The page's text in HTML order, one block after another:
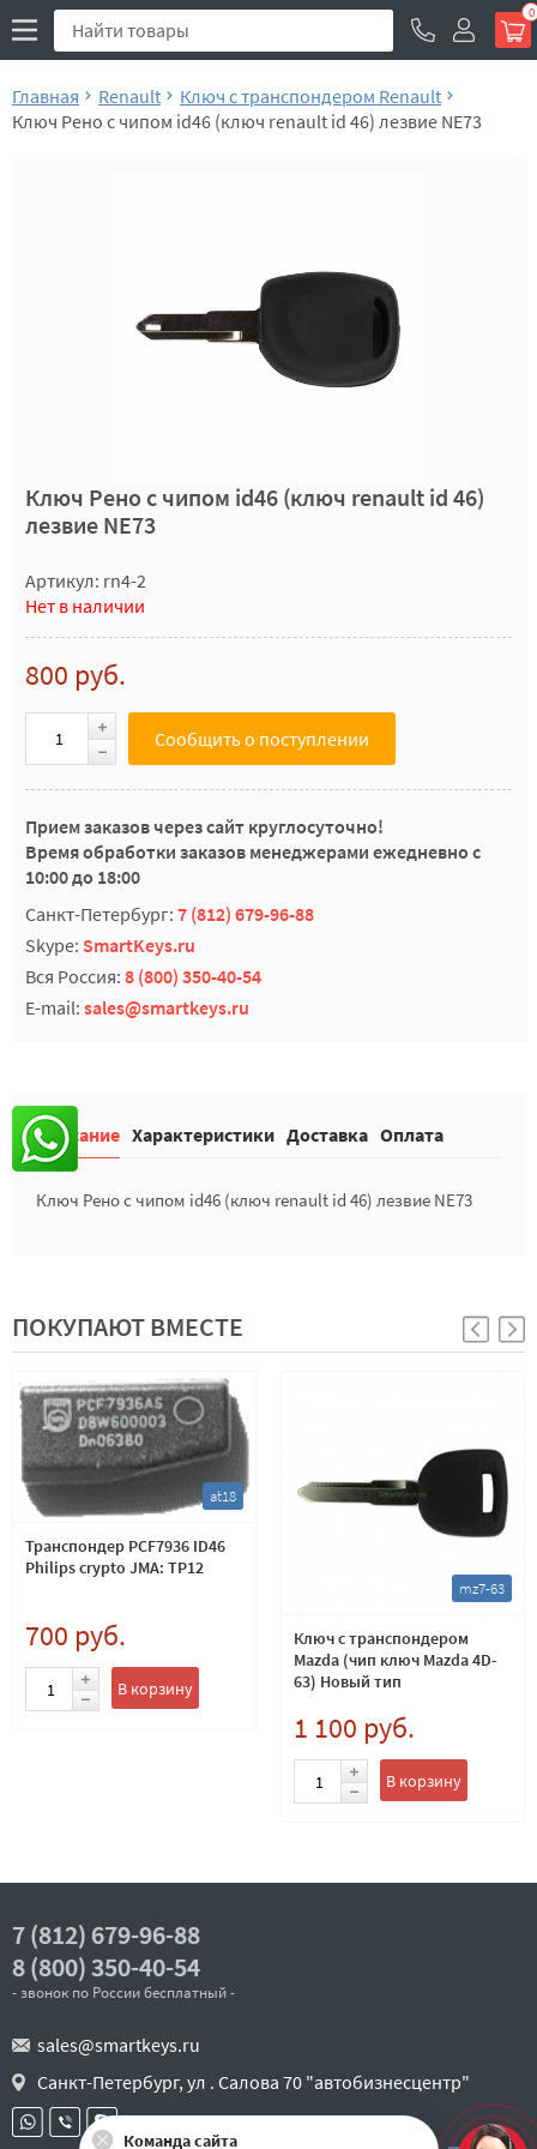
0
Главная Renault
Ключ с транспондером Renault
Ключ Рено с чипом id46 (ключ renault id 46) лезвие NE73
Ключ Рено с чипом id46 (ключ renault id 46)
лезвие NE73
Артикул: rn4-2
Нет в наличии
800 руб.
Сообщить о поступлении
Прием заказов через сайт круглосуточно!
Время обработки заказов менеджерами ежедневно с
10:00 до 18:00
Санкт-Петербург: 7 (812) 679-96-88
Skype: SmartKeys.ru
Вся Россия: 8 (800) 350-40-54
E-mail: sales@smartkeys.ru
Описание Характеристики Доставка Оплата
Ключ Рено с чипом id46 (ключ renault id 46) лезвие NE73
ПОКУПАЮТ ВМЕСТЕ
at18
Транспондер PCF7936 ID46
Philips crypto JMA: TP12
700 руб.
В корзину
mz7-63
Ключ с транспондером
Mazda (чип ключ Mazda 4D-
63) Новый тип
1 100 руб.
В корзину
7 (812) 679-96-88
8 (800) 350-40-54
- звонок по России бесплатный -
sales@smartkeys.ru
Санкт-Петербург, ул . Салова 70 "автобизнесцентр"
Команда сайта